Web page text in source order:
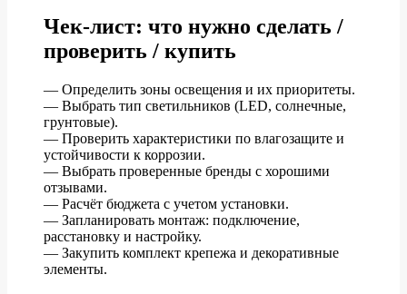
Чек-лист: что нужно сделать /
проверить / купить
— Определить зоны освещения и их приоритеты.
— Выбрать тип светильников (LED, солнечные,
грунтовые).
— Проверить характеристики по влагозащите и
устойчивости к коррозии.
— Выбрать проверенные бренды с хорошими
отзывами.
— Расчёт бюджета с учетом установки.
— Запланировать монтаж: подключение,
расстановку и настройку.
— Закупить комплект крепежа и декоративные
элементы.